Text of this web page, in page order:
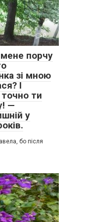
0
порчу
зі мною
І
ти
—
у
бо після